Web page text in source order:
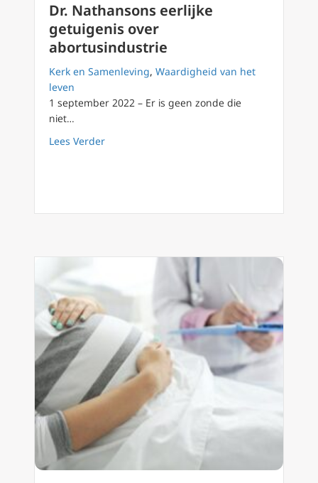
Dr. Nathansons eerlijke
getuigenis over
abortusindustrie
Kerk en Samenleving, Waardigheid van het
leven
1 september 2022 – Er is geen zonde die
niet…
Lees Verderabout Dr. Nathansons eerlijke getuigenis